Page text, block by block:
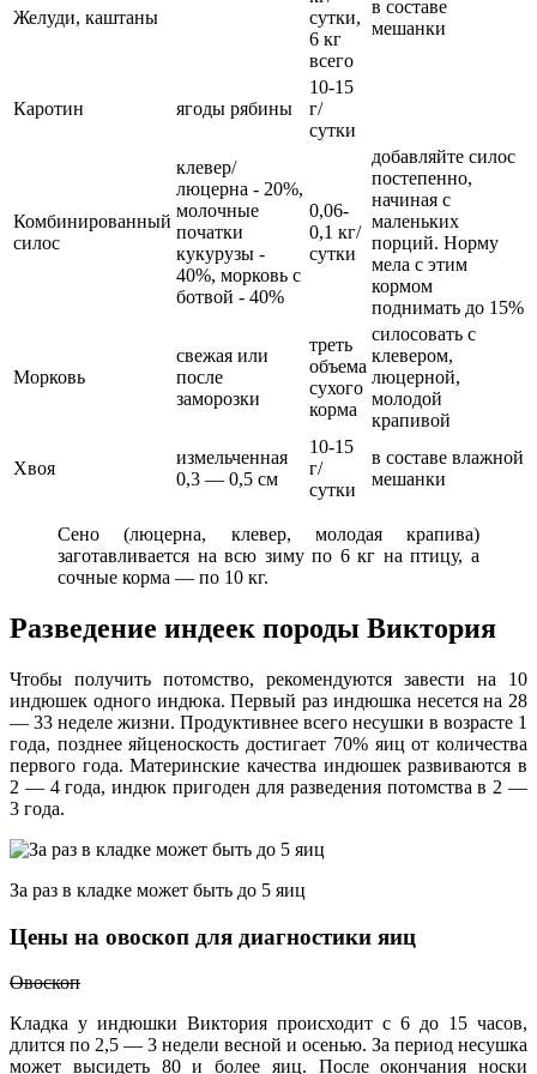
Желуди, каштаны
сутки,
6 кг
всего
в составе
мешанки
Каротин ягоды рябины
10-15
г/
сутки
Комбинированный
силос
клевер/
люцерна - 20%,
молочные
початки
кукурузы -
40%, морковь с
ботвой - 40%
0,06-
0,1 кг/
сутки
добавляйте силос
постепенно,
начиная с
маленьких
порций. Норму
мела с этим
кормом
поднимать до 15%
Морковь
свежая или
после
заморозки
треть
объема
сухого
корма
силосовать с
клевером,
люцерной,
молодой
крапивой
Хвоя
измельченная
0,3 — 0,5 см
10-15
г/
сутки
в составе влажной
мешанки
Сено (люцерна, клевер, молодая крапива)
заготавливается на всю зиму по 6 кг на птицу, а
сочные корма — по 10 кг.
Разведение индеек породы Виктория
Чтобы получить потомство, рекомендуются завести на 10
индюшек одного индюка. Первый раз индюшка несется на 28
— 33 неделе жизни. Продуктивнее всего несушки в возрасте 1
года, позднее яйценоскость достигает 70% яиц от количества
первого года. Материнские качества индюшек развиваются в
2 — 4 года, индюк пригоден для разведения потомства в 2 —
3 года.
За раз в кладке может быть до 5 яиц
Цены на овоскоп для диагностики яиц
Овоскоп
Кладка у индюшки Виктория происходит с 6 до 15 часов,
длится по 2,5 — 3 недели весной и осенью. За период несушка
может высидеть 80 и более яиц. После окончания носки